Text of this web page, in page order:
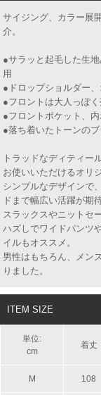
サイジング、カラー展
介。
●サラッと起毛した生
用
●ドロップショルダー
●フロントは大人っぽ
●フロントポケット、
●落ち着いたトーンの
トラッドなディティー
お使いいただけるオリ
シンプルなデザインで
ドまで幅広い活躍が期
スラックスやニットセ
ハズしでワイドパンツ
イルもオススメ。
男性はもちろん、メン
りました。
ITEM SIZE
単位:
cm
着丈
M 108